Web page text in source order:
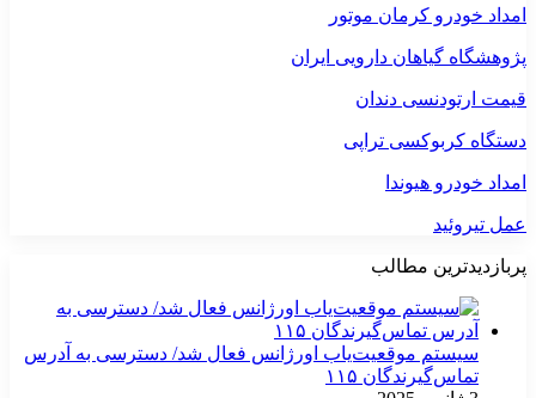
امداد خودرو کرمان موتور
پژوهشگاه گیاهان دارویی ایران
قیمت ارتودنسی دندان
دستگاه کربوکسی تراپی
امداد خودرو هیوندا
عمل تیروئید
پربازدیدترین مطالب
سیستم موقعیت‌یاب اورژانس فعال شد/ دسترسی به آدرس
تماس‌گیرندگان ۱۱۵